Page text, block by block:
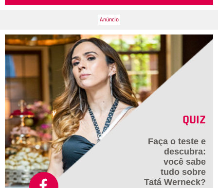
QUIZ
Faça o teste e
descubra:
você sabe
tudo sobre
Tatá Werneck?